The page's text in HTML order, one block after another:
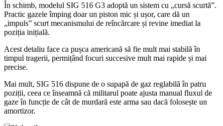
În schimb, modelul SIG 516 G3 adoptă un sistem cu „cursă scurtă”.
Practic gazele împing doar un piston mic și ușor, care dă un
„impuls” scurt mecanismului de reîncărcare și revine imediat la
poziția inițială.
Acest detaliu face ca pușca americană să fie mult mai stabilă în
timpul tragerii, permițând focuri succesive mult mai rapide și mai
precise.
Mai mult, SIG 516 dispune de o supapă de gaz reglabilă în patru
poziții, ceea ce înseamnă că militarul poate ajusta manual fluxul de
gaze în funcție de cât de murdară este arma sau dacă folosește un
amortizor.